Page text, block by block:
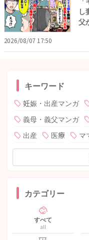
し
父
2026/08/07 17:50
キーワード
妊娠・出産マンガ
義母・義父マンガ
出産
医療 マ
カテゴリー
すべて
all